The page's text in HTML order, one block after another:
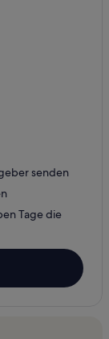
senden
Tage die